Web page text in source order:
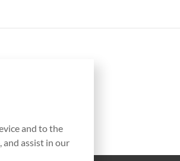
and to the
and assist in our